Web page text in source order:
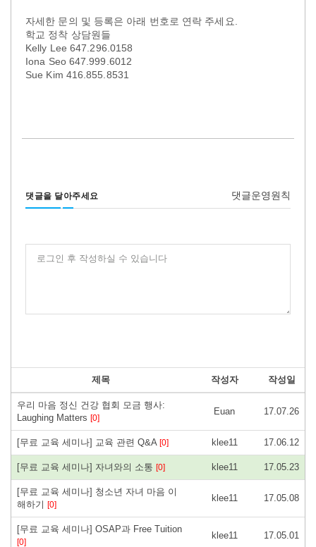
자세한 문의 및 등록은 아래 번호로 연락 주세요
학교 정착 상담원들
Kelly Lee 647.296.0158
Iona Seo 647.999.6012
Sue Kim 416.855.8531
댓글을 달아주세요 댓글운영원칙
로그인 후 작성하실 수 있습니다
제목 작성자 작성일
우리 마음 정신 건강 협회 모금 행사:
Laughing Matters [0]
Euan 17.07.26
[무료 교육 세미나] 교육 관련 Q&A [0] klee11 17.06.12
[무료 교육 세미나] 자녀와의 소통 [0] klee11 17.05.23
[무료 교육 세미나] 청소년 자녀 마음 이
해하기 [0]
klee11 17.05.08
[무료 교육 세미나] OSAP과 Free Tuition
[0]
klee11 17.05.01